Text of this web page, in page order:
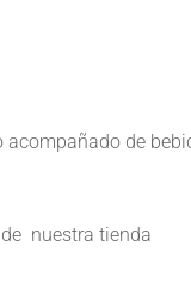
acompañado de
nuestra tienda